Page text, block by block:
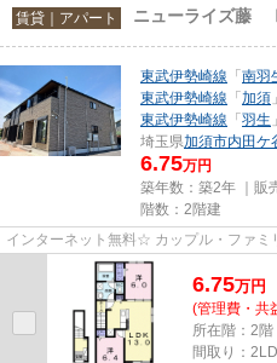
賃貸｜アパート ニューライズ藤 Ⅰ
東武伊勢崎線 「 南羽
東武伊勢崎線 「 加須
東武伊勢崎線 「 羽生
埼玉県加須市内田ケ
6.75万円
築年数：築2年 ｜販
階数：2階建
インターネット無料☆ カップル・ファ
6.75万円
(管理費・共
所在階：2階
間取り：